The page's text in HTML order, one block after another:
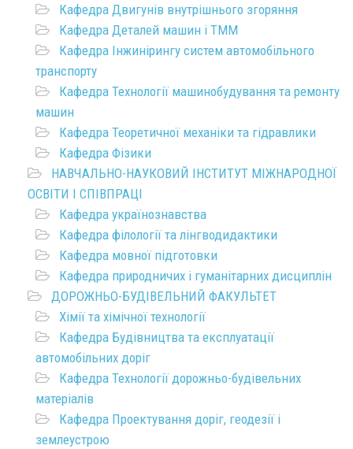
Кафедра Двигунів внутрішнього згоряння
Кафедра Деталей машин і ТММ
Кафедра Інжинірингу систем автомобільного
транспорту
Кафедра Технології машинобудування та ремонту
машин
Кафедра Теоретичної механіки та гідравлики
Кафедра Фізики
НАВЧАЛЬНО-НАУКОВИЙ ІНСТИТУТ МІЖНАРОДНОЇ
ОСВІТИ І СПІВПРАЦІ
Кафедра українознавства
Кафедра філології та лінгводидактики
Кафедра мовної підготовки
Кафедра природничих і гуманітарних дисциплін
ДОРОЖНЬО-БУДІВЕЛЬНИЙ ФАКУЛЬТЕТ
Хімії та хімічної технології
Кафедра Будівництва та експлуатації
автомобільних доріг
Кафедра Технології дорожньо-будівельних
матеріалів
Кафедра Проектування доріг, геодезії і
землеустрою